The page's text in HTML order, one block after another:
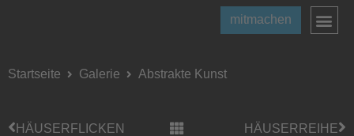
mitmachen
Startseite Galerie Abstrakte Kunst
HÄUSERFLICKEN HÄUSERREIHE